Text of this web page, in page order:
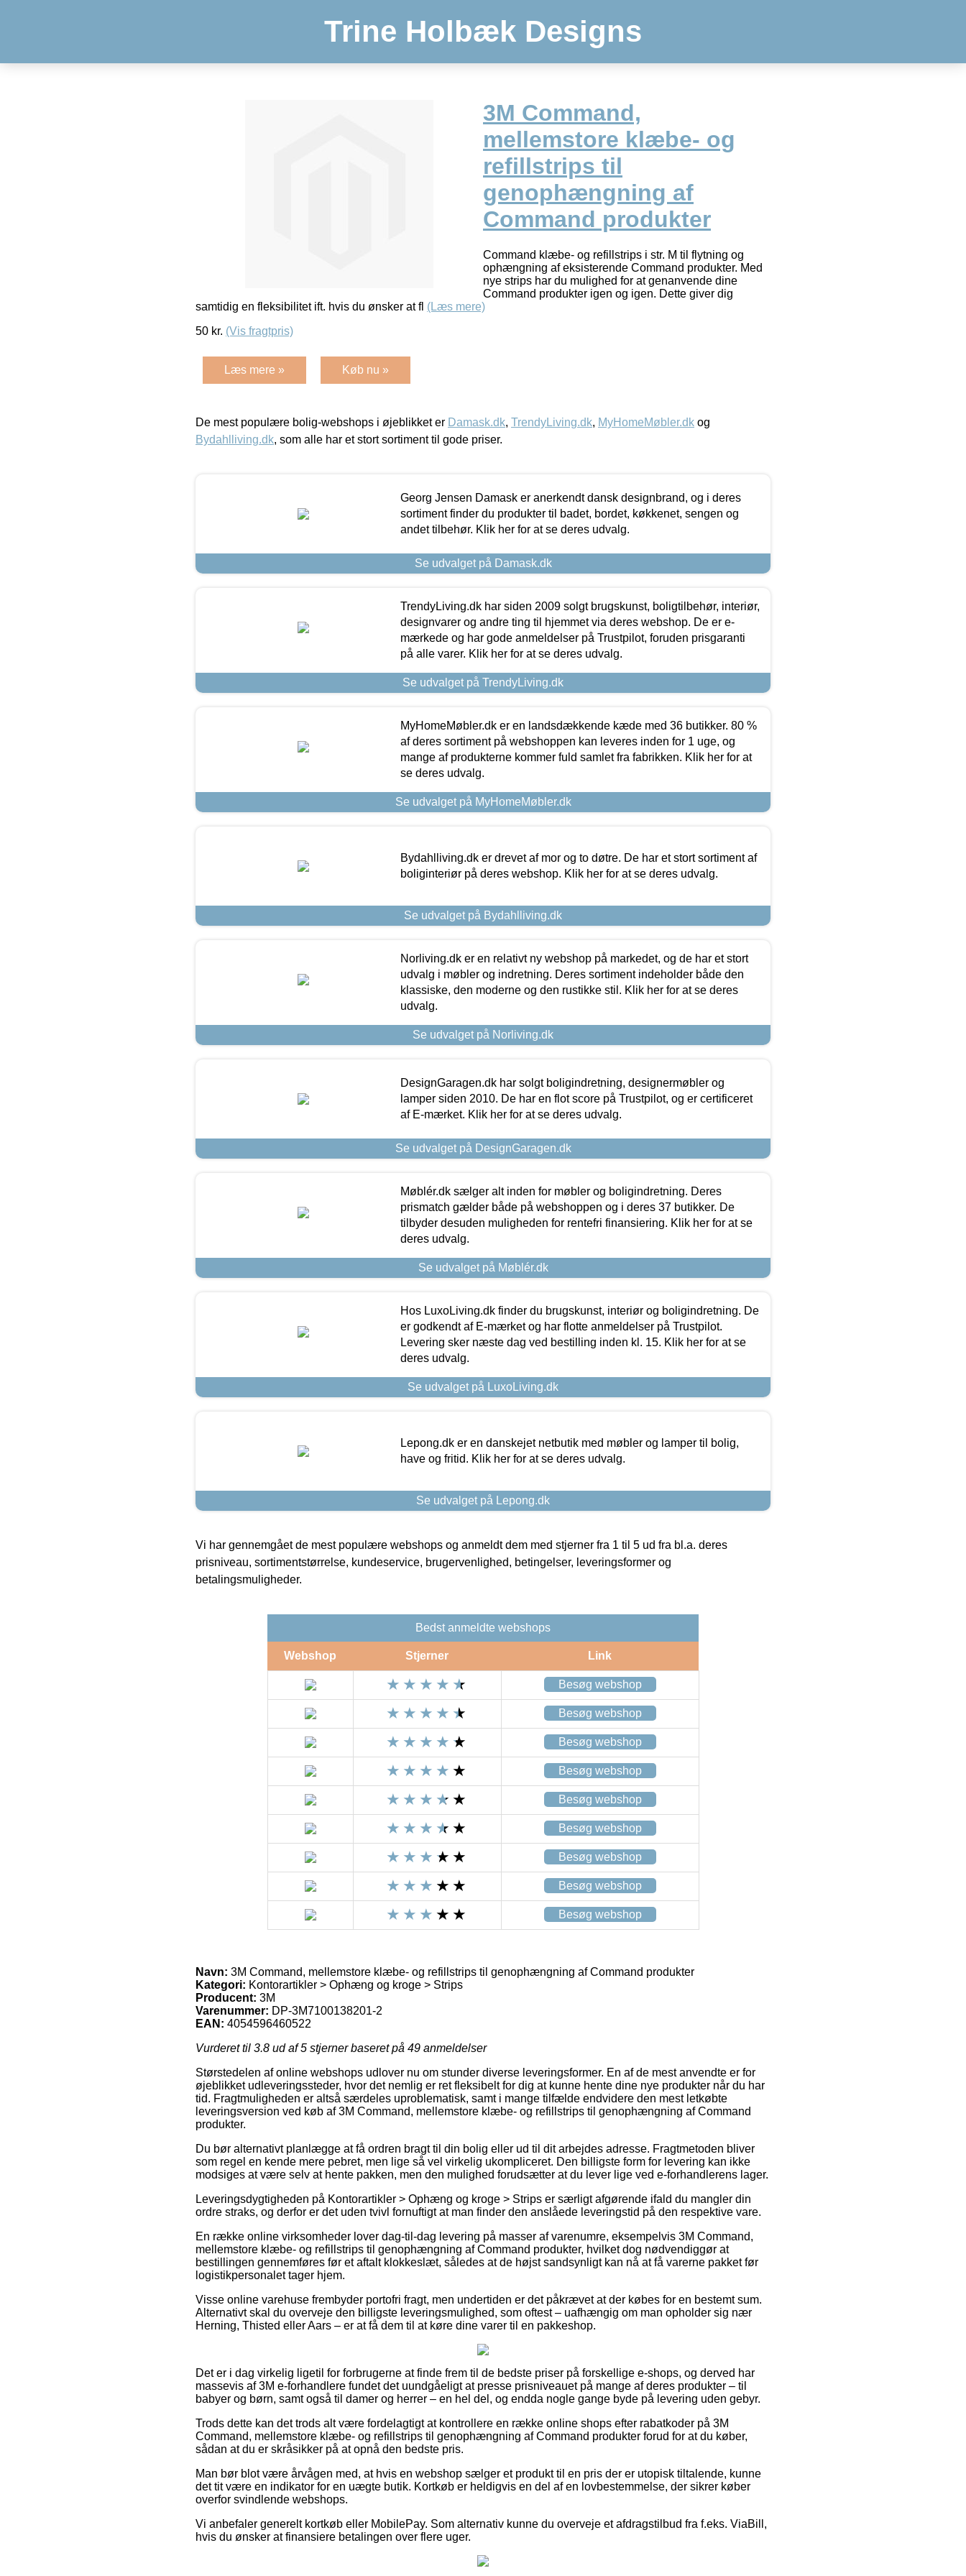
Trine Holbæk Designs
3M Command,
mellemstore klæbe- og
refillstrips til
genophængning af
Command produkter
Command klæbe- og refillstrips i str. M til flytning og
ophængning af eksisterende Command produkter. Med
nye strips har du mulighed for at genanvende dine
Command produkter igen og igen. Dette giver dig
samtidig en fleksibilitet ift. hvis du ønsker at fl (Læs mere)
50 kr. (Vis fragtpris)
Læs mere » Køb nu »
De mest populære bolig-webshops i øjeblikket er Damask.dk, TrendyLiving.dk, MyHomeMøbler.dk og
Bydahlliving.dk, som alle har et stort sortiment til gode priser.
Georg Jensen Damask er anerkendt dansk designbrand, og i deres
sortiment finder du produkter til badet, bordet, køkkenet, sengen og
andet tilbehør. Klik her for at se deres udvalg.
Se udvalget på Damask.dk
TrendyLiving.dk har siden 2009 solgt brugskunst, boligtilbehør, interiør,
designvarer og andre ting til hjemmet via deres webshop. De er e-
mærkede og har gode anmeldelser på Trustpilot, foruden prisgaranti
på alle varer. Klik her for at se deres udvalg.
Se udvalget på TrendyLiving.dk
MyHomeMøbler.dk er en landsdækkende kæde med 36 butikker. 80 %
af deres sortiment på webshoppen kan leveres inden for 1 uge, og
mange af produkterne kommer fuld samlet fra fabrikken. Klik her for at
se deres udvalg.
Se udvalget på MyHomeMøbler.dk
Bydahlliving.dk er drevet af mor og to døtre. De har et stort sortiment af
boliginteriør på deres webshop. Klik her for at se deres udvalg.
Se udvalget på Bydahlliving.dk
Norliving.dk er en relativt ny webshop på markedet, og de har et stort
udvalg i møbler og indretning. Deres sortiment indeholder både den
klassiske, den moderne og den rustikke stil. Klik her for at se deres
udvalg.
Se udvalget på Norliving.dk
DesignGaragen.dk har solgt boligindretning, designermøbler og
lamper siden 2010. De har en flot score på Trustpilot, og er certificeret
af E-mærket. Klik her for at se deres udvalg.
Se udvalget på DesignGaragen.dk
Møblér.dk sælger alt inden for møbler og boligindretning. Deres
prismatch gælder både på webshoppen og i deres 37 butikker. De
tilbyder desuden muligheden for rentefri finansiering. Klik her for at se
deres udvalg.
Se udvalget på Møblér.dk
Hos LuxoLiving.dk finder du brugskunst, interiør og boligindretning. De
er godkendt af E-mærket og har flotte anmeldelser på Trustpilot.
Levering sker næste dag ved bestilling inden kl. 15. Klik her for at se
deres udvalg.
Se udvalget på LuxoLiving.dk
Lepong.dk er en danskejet netbutik med møbler og lamper til bolig,
have og fritid. Klik her for at se deres udvalg.
Se udvalget på Lepong.dk
Vi har gennemgået de mest populære webshops og anmeldt dem med stjerner fra 1 til 5 ud fra bl.a. deres
prisniveau, sortimentstørrelse, kundeservice, brugervenlighed, betingelser, leveringsformer og
betalingsmuligheder.
Bedst anmeldte webshops
Webshop Stjerner Link
Besøg webshop
Besøg webshop
Besøg webshop
Besøg webshop
Besøg webshop
Besøg webshop
Besøg webshop
Besøg webshop
Besøg webshop
Navn: 3M Command, mellemstore klæbe- og refillstrips til genophængning af Command produkter
Kategori: Kontorartikler > Ophæng og kroge > Strips
Producent: 3M
Varenummer: DP-3M7100138201-2
EAN: 4054596460522
Vurderet til 3.8 ud af 5 stjerner baseret på 49 anmeldelser
Størstedelen af online webshops udlover nu om stunder diverse leveringsformer. En af de mest anvendte er for
øjeblikket udleveringssteder, hvor det nemlig er ret fleksibelt for dig at kunne hente dine nye produkter når du har
tid. Fragtmuligheden er altså særdeles uproblematisk, samt i mange tilfælde endvidere den mest letkøbte
leveringsversion ved køb af 3M Command, mellemstore klæbe- og refillstrips til genophængning af Command
produkter.
Du bør alternativt planlægge at få ordren bragt til din bolig eller ud til dit arbejdes adresse. Fragtmetoden bliver
som regel en kende mere pebret, men lige så vel virkelig ukompliceret. Den billigste form for levering kan ikke
modsiges at være selv at hente pakken, men den mulighed forudsætter at du lever lige ved e-forhandlerens lager.
Leveringsdygtigheden på Kontorartikler > Ophæng og kroge > Strips er særligt afgørende ifald du mangler din
ordre straks, og derfor er det uden tvivl fornuftigt at man finder den anslåede leveringstid på den respektive vare.
En række online virksomheder lover dag-til-dag levering på masser af varenumre, eksempelvis 3M Command,
mellemstore klæbe- og refillstrips til genophængning af Command produkter, hvilket dog nødvendiggør at
bestillingen gennemføres før et aftalt klokkeslæt, således at de højst sandsynligt kan nå at få varerne pakket før
logistikpersonalet tager hjem.
Visse online varehuse frembyder portofri fragt, men undertiden er det påkrævet at der købes for en bestemt sum.
Alternativt skal du overveje den billigste leveringsmulighed, som oftest – uafhængig om man opholder sig nær
Herning, Thisted eller Aars – er at få dem til at køre dine varer til en pakkeshop.
Det er i dag virkelig ligetil for forbrugerne at finde frem til de bedste priser på forskellige e-shops, og derved har
massevis af 3M e-forhandlere fundet det uundgåeligt at presse prisniveauet på mange af deres produkter – til
babyer og børn, samt også til damer og herrer – en hel del, og endda nogle gange byde på levering uden gebyr.
Trods dette kan det trods alt være fordelagtigt at kontrollere en række online shops efter rabatkoder på 3M
Command, mellemstore klæbe- og refillstrips til genophængning af Command produkter forud for at du køber,
sådan at du er skråsikker på at opnå den bedste pris.
Man bør blot være årvågen med, at hvis en webshop sælger et produkt til en pris der er utopisk tiltalende, kunne
det tit være en indikator for en uægte butik. Kortkøb er heldigvis en del af en lovbestemmelse, der sikrer køber
overfor svindlende webshops.
Vi anbefaler generelt kortkøb eller MobilePay. Som alternativ kunne du overveje et afdragstilbud fra f.eks. ViaBill,
hvis du ønsker at finansiere betalingen over flere uger.